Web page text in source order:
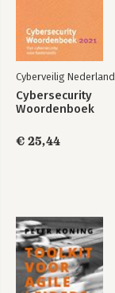
Cyberveilig Nederland
Cybersecurity
Woordenboek
€ 25,44